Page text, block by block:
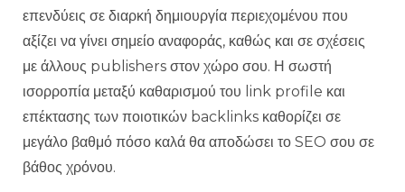
επενδύεις σε διαρκή δημιουργία περιεχομένου που
αξίζει να γίνει σημείο αναφοράς, καθώς και σε σχέσεις
με άλλους publishers στον χώρο σου. Η σωστή
ισορροπία μεταξύ καθαρισμού του link profile και
επέκτασης των ποιοτικών backlinks καθορίζει σε
μεγάλο βαθμό πόσο καλά θα αποδώσει το SEO σου σε
βάθος χρόνου.